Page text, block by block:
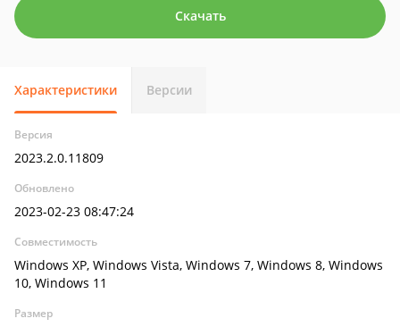
Скачать
Характеристики Версии
Версия
2023.2.0.11809
Обновлено
2023-02-23 08:47:24
Совместимость
Windows XP, Windows Vista, Windows 7, Windows 8, Windows
10, Windows 11
Размер